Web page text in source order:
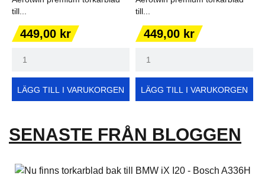
till...
Pris
449,00 kr
LÄGG TILL I VARUKORGEN
till...
Pris
449,00 kr
LÄGG TILL I VARUKORGEN
SENASTE FRÅN BLOGGEN